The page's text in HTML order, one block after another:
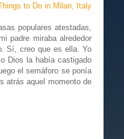
populares atestadas,
padre miraba alrededor
Sí, creo que es ella. Yo
Dios la había castigado
el semáforo se ponía
atrás aquel momento de